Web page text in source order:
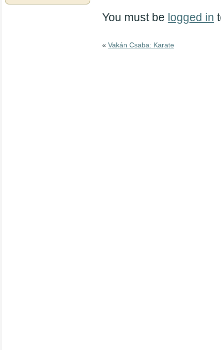
You must be logged in
« Vakán Csaba: Karate